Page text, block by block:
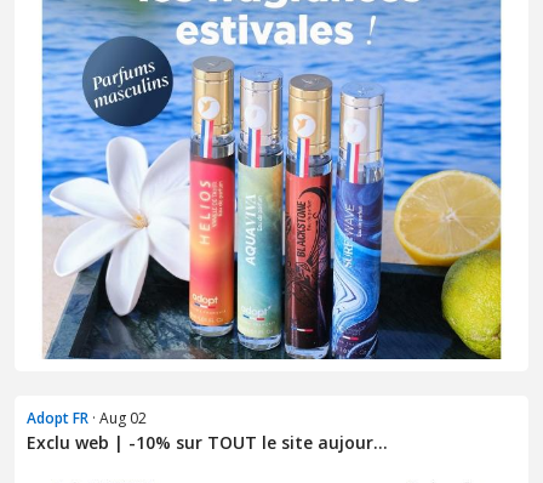
Adopt FR · Aug 02
Exclu web | -10% sur TOUT le site aujour...